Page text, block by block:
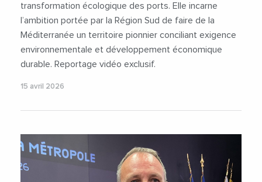
transformation écologique des ports. Elle incarne
l’ambition portée par la Région Sud de faire de la
Méditerranée un territoire pionnier conciliant exigence
environnementale et développement économique
durable. Reportage vidéo exclusif.
15 avril 2026